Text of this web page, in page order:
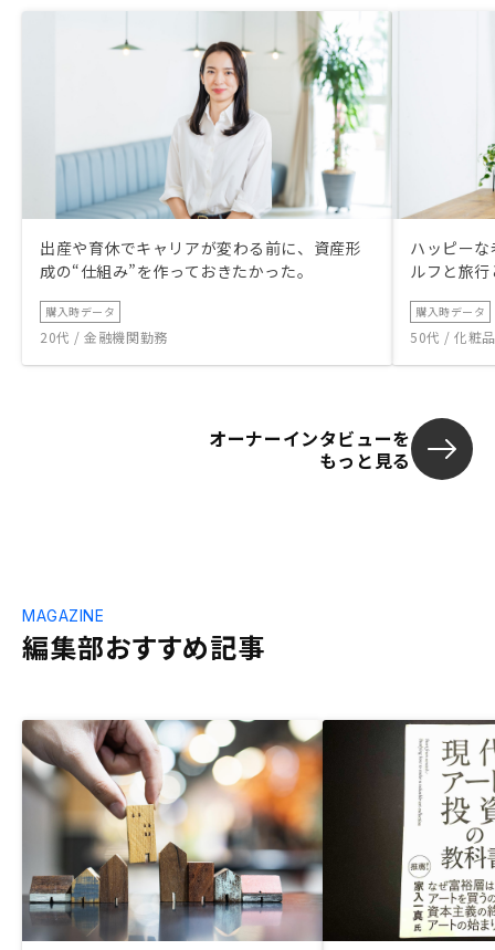
出産や育休でキャリアが変わる前に、資産形
成の“仕組み”を作っておきたかった。
購入時データ
20代 / 金融機関勤務
ハッピー
ルフと旅
購入時データ
50代 / 化粧
オーナーインタビューを
もっと見る
編集部おすすめ記事
MAGAZINE